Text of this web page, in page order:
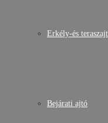
Erkély-és
Bejárati ajtó